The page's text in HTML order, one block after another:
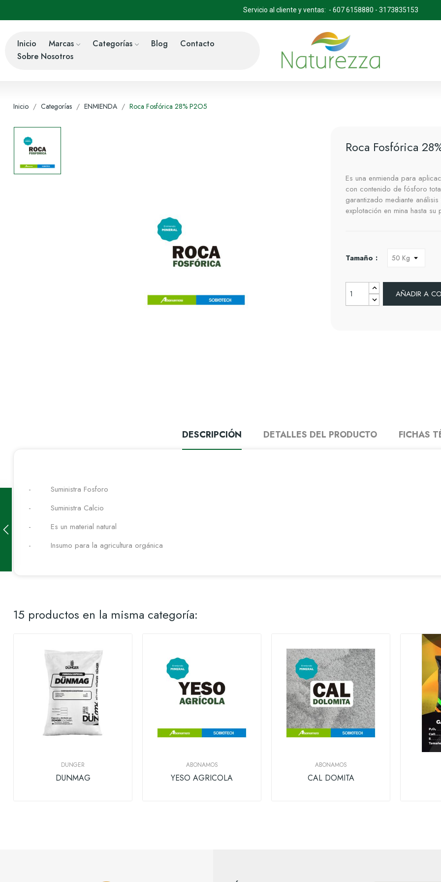
Servicio al cliente y ventas: - 607 6158880 - 3173835153
Inicio Marcas Categorías Blog
Contacto
Sobre Nosotros
Inicio Categorías ENMIENDA Roca Fosfórica 28% P2O5
Roca Fosfórica
Es una enmienda para
con contenido de fósforo
garantizado mediante
explotación en mina hasta
Tamaño :
AÑADIR A
DESCRIPCIÓN DETALLES DEL PRODUCTO FICHAS
- Suministra Fosforo
- Suministra Calcio
- Es un material natural
- Insumo para la agricultura orgánica
15 productos en la misma categoría:
DUNGER
DUNMAG
ABONAMOS
YESO AGRICOLA
ABONAMOS
CAL DOMITA